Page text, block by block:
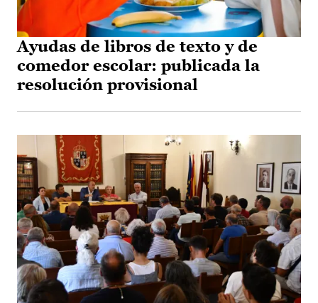
Ayudas de libros de texto y de
comedor escolar: publicada la
resolución provisional